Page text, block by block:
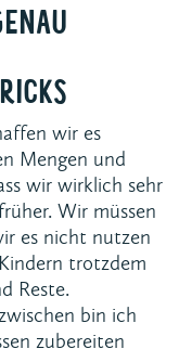
wir es
Mengen und
wir wirklich sehr
Wir müssen
es nicht nutzen
trotzdem
Reste.
bin ich
zubereiten